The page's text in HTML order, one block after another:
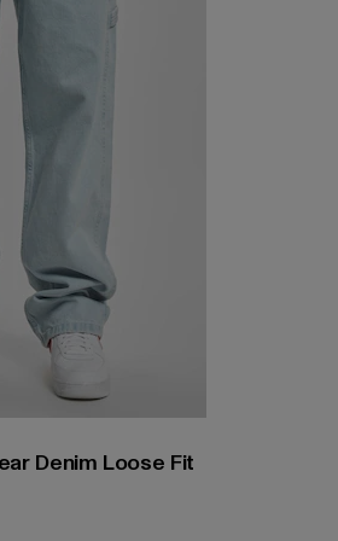
Denim Loose Fit
89,99 EUR